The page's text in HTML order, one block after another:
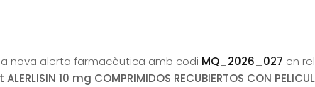
nova alerta farmacèutica amb codi MQ_2026_027 en
10 mg COMPRIMIDOS RECUBIERTOS CON